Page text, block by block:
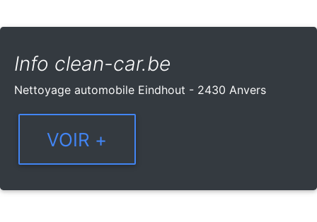
Info clean-car.be
Nettoyage automobile Eindhout - 2430 Anvers